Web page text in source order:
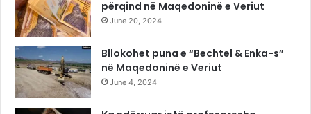
përqind në Maqedoninë e Veriut
June 20, 2024
Bllokohet puna e “Bechtel & Enka-s”
në Maqedoninë e Veriut
June 4, 2024